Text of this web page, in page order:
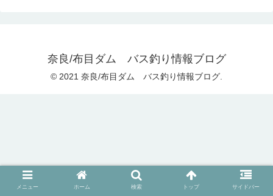
奈良/布目ダム バス釣り情報ブログ
© 2021 奈良/布目ダム バス釣り情報ブログ.
メニュー ホーム 検索 トップ サイドバー